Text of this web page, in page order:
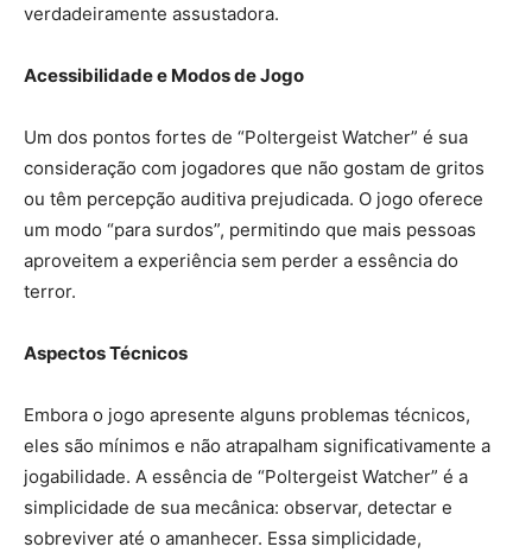
verdadeiramente assustadora.
Acessibilidade e Modos de Jogo
Um dos pontos fortes de “Poltergeist Watcher” é sua
consideração com jogadores que não gostam de gritos
ou têm percepção auditiva prejudicada. O jogo oferece
um modo “para surdos”, permitindo que mais pessoas
aproveitem a experiência sem perder a essência do
terror.
Aspectos Técnicos
Embora o jogo apresente alguns problemas técnicos,
eles são mínimos e não atrapalham significativamente a
jogabilidade. A essência de “Poltergeist Watcher” é a
simplicidade de sua mecânica: observar, detectar e
sobreviver até o amanhecer. Essa simplicidade,